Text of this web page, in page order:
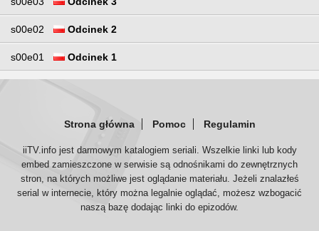
s00e02 Odcinek 2
s00e01 Odcinek 1
Strona główna Pomoc Regulamin
iiTV.info jest darmowym katalogiem seriali. Wszelkie linki lub kody
embed zamieszczone w serwisie są odnośnikami do zewnętrznych
stron, na których możliwe jest oglądanie materiału. Jeżeli znalazłeś
serial w internecie, który można legalnie oglądać, możesz wzbogacić
naszą bazę dodając linki do epizodów.